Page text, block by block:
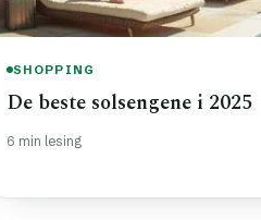
SHOPPING
De beste solsengene i 2025
6 min lesing